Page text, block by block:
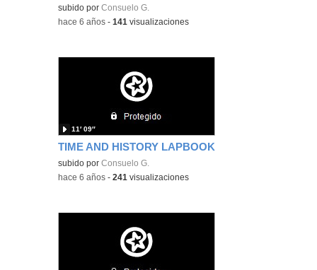
subido porConsuelo G.
-hace 6 años -141 visualizaciones
TIME AND HISTORY LAPBOOK
subido porConsuelo G.
11′ 09″
-hace 6 años -241 visualizaciones